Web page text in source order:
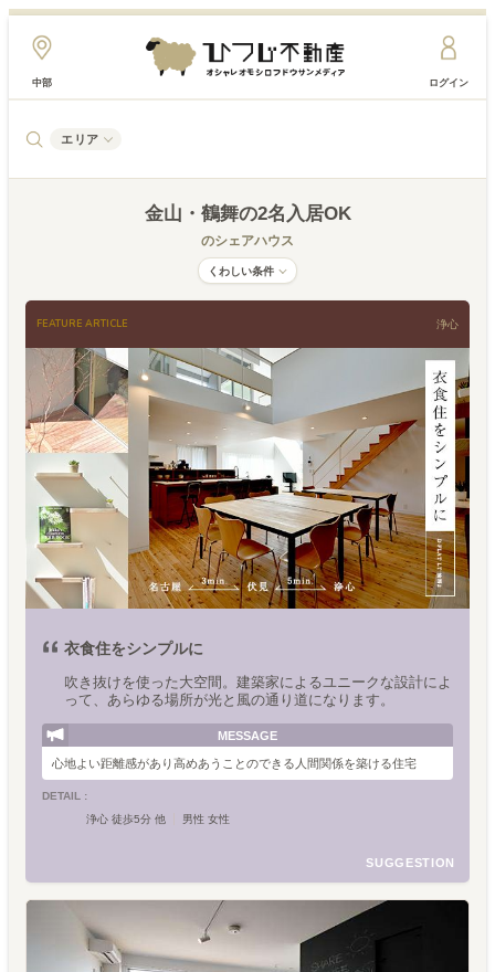
中部 ログイン
エリア
金山・鶴舞の2名入居OK
のシェアハウス
くわしい条件
FEATURE ARTICLE 浄心
衣食住をシンプルに
吹き抜けを使った大空間。建築家によるユニークな設計によ
って、あらゆる場所が光と風の通り道になります。
MESSAGE
心地よい距離感があり高めあうことのできる人間関係を築ける住宅
DETAIL :
浄心 徒歩5分 他
男性 女性
SUGGESTION